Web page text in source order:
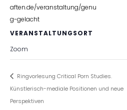
aften.de/veranstaltung/genu
g-gelacht
VERANSTALTUNGSORT
Zoom
Ringvorlesung Critical Porn Studies.
Künstlerisch-mediale Positionen und neue
Perspektiven